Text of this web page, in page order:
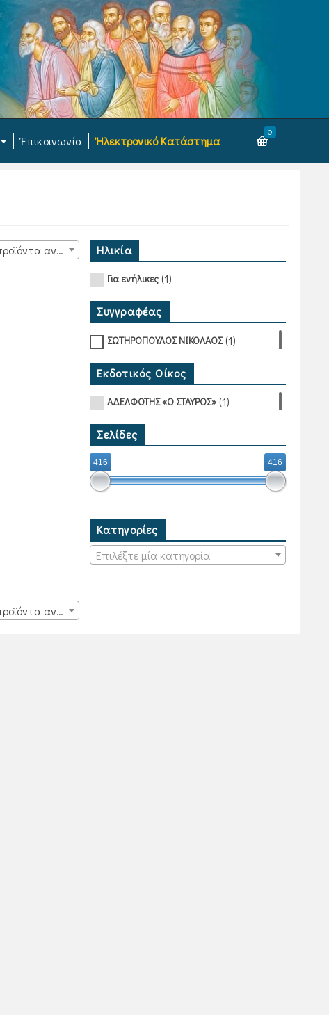
Ἐπικοινωνία Ἠλεκτρονικό Κατάστημα
0
15 προϊόντα ανά σελίδα
15 προϊόντα ανά σελίδα
Ηλικία
Για ενήλικες(1)
Συγγραφέας
ΣΩΤΗΡΟΠΟΥΛΟΣ ΝΙΚΟΛΑΟΣ(1)
Εκδοτικός Οίκος
ΑΔΕΛΦΟΤΗΣ «Ο ΣΤΑΥΡΟΣ»(1)
Σελίδες
416 416
Κατηγορίες
Επιλέξτε μία κατηγορία